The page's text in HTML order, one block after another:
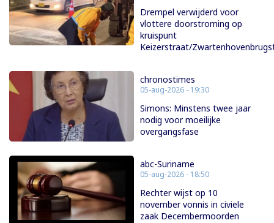
Drempel verwijderd voor
vlottere doorstroming op
kruispunt
Keizerstraat/
chronostimes
05-aug-2026 - 19:30
Simons: Minstens twee jaar
nodig voor moeilijke
overgangsfase
abc-Suriname
05-aug-2026 - 18:50
Rechter wijst op 10
november vonnis in civiele
zaak Decembermoorden